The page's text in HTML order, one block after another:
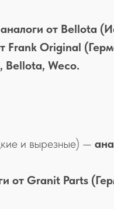
аналоги от Bellota
Frank Original
Bellota, Weco.
и вырезные) —
от Granit Parts